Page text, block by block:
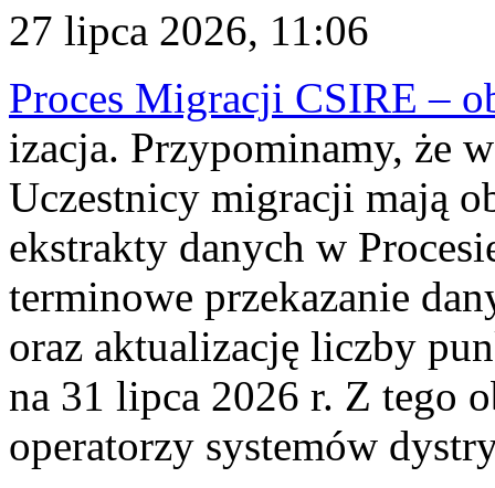
27 lipca 2026, 11:06
Proces Migracji CSIRE –
izacja. Przypominamy, że
Uczestnicy migracji mają
ekstrakty danych w
terminowe przekazanie
oraz aktualizację liczby
na 31 lipca 2026 r. Z tego
operatorzy systemów